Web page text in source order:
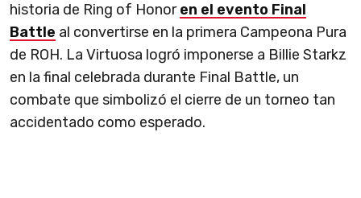
historia de Ring of Honoren el evento Final
Battle al convertirse en la primera Campeona Pura
de ROH. La Virtuosa logró imponerse a Billie Starkz
en la final celebrada durante Final Battle, un
combate que simbolizó el cierre de un torneo tan
accidentado como esperado.